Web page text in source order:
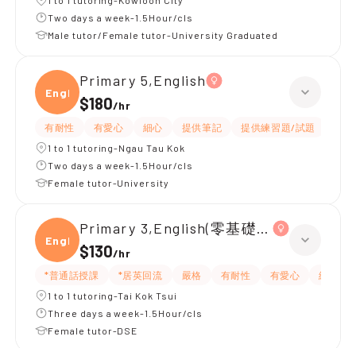
Two days a week-1.5Hour/cls
Male tutor/Female tutor-University Graduated
Engli
Primary 5,English
$180/hr
有耐性 有愛心 細心 提供筆記 提供練習題/試題
1 to 1 tutoring-Ngau Tau Kok
Two days a week-1.5Hour/cls
Female tutor-University
Engli
Primary 3,English(零基礎, 會話)
$130/hr
*普通話授課 *居英回流 嚴格 有耐性 有愛心
細心
1 to 1 tutoring-Tai Kok Tsui
Three days a week-1.5Hour/cls
Female tutor-DSE